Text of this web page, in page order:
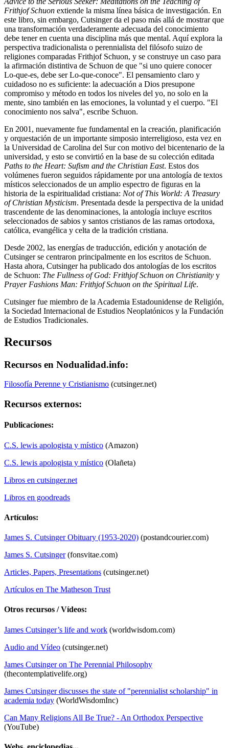
Frithjof Schuon extiende la misma línea básica de investigación. En
este libro, sin embargo, Cutsinger da el paso más allá de mostrar que
una transformación verdaderamente adecuada del conocimiento
debe tener en cuenta una disciplina más que mental. Aquí explora la
perspectiva tradicionalista o perennialista del filósofo suizo de
religiones comparadas Frithjof Schuon, y se construye un caso para
la afirmación distintiva de Schuon de que "si uno quiere conocer
Lo-que-es, debe ser Lo-que-conoce". El pensamiento claro y
cuidadoso no es suficiente: la adecuación a Dios presupone
compromiso y método en todos los niveles del yo, no solo en la
mente, sino también en las emociones, la voluntad y el cuerpo. "El
conocimiento nos salva", escribe Schuon.
En 2001, nuevamente fue fundamental en la creación, planificación
y orquestación de un importante simposio interreligioso, esta vez en
la Universidad de Carolina del Sur con motivo del bicentenario de la
universidad, y esto se convirtió en la base de su colección editada
Paths to the Heart: Sufism and the Christian East. Estos dos
volúmenes fueron seguidos rápidamente por una antología de textos
místicos seleccionados de un amplio espectro de figuras en la
historia de la espiritualidad cristiana: Not of This World: A Treasury
of Christian Mysticism. Presentada desde la perspectiva de la unidad
trascendente de las denominaciones, la antología incluye escritos
seleccionados de sabios y santos cristianos de las ramas ortodoxa,
católica, evangélica y celta de la tradición cristiana.
Desde 2002, las energías de traducción, edición y anotación de
Cutsinger se centraron principalmente en los escritos de Schuon.
Hasta ahora, Cutsinger ha publicado dos antologías de los escritos
de Schuon: The Fullness of God: Frithjof Schuon on Christianity y
Prayer Fashions Man: Frithjof Schuon on the Spiritual Life.
Cutsinger fue miembro de la Academia Estadounidense de Religión,
la Sociedad Internacional de Estudios Neoplatónicos y la Fundación
de Estudios Tradicionales.
Recursos
Recursos en Nodualidad.info:
Filosofía Perenne y Cristianismo (cutsinger.net)
Recursos externos:
Publicaciones:
C.S. lewis apologista y místico (Amazon)
C.S. lewis apologista y místico (Olañeta)
Libros en cutsinger.net
Libros en goodreads
Artículos:
James S. Cutsinger Obituary (1953-2020) (postandcourier.com)
James S. Cutsinger (fonsvitae.com)
Articles, Papers, Presentations (cutsinger.net)
Artículos en The Matheson Trust
Otros recursos / Vídeos:
James Cutsinger’s life and work (worldwisdom.com)
Audio and Vídeo (cutsinger.net)
James Cutsinger on The Perennial Philosophy
(thecontemplativelife.org)
James Cutsinger discusses the state of "perennialist scholarship" in
academia today (WorldWisdomInc)
Can Many Religions All Be True? - An Orthodox Perspective
(YouTube)